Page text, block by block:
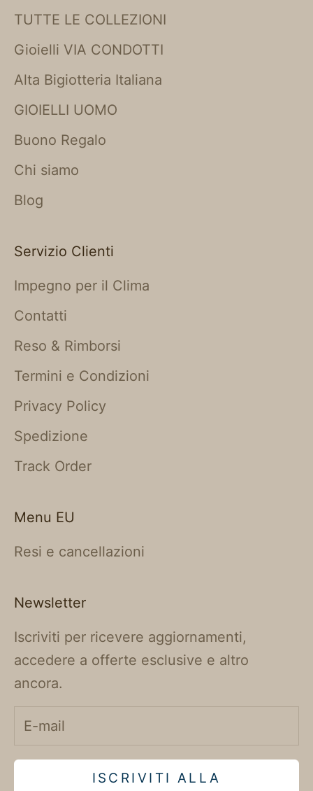
TUTTE LE COLLEZIONI
Gioielli VIA CONDOTTI
Alta Bigiotteria Italiana
GIOIELLI UOMO
Buono Regalo
Chi siamo
Blog
Servizio Clienti
Impegno per il Clima
Contatti
Reso & Rimborsi
Termini e Condizioni
Privacy Policy
Spedizione
Track Order
Menu EU
Resi e cancellazioni
Newsletter
Iscriviti per ricevere aggiornamenti,
accedere a offerte esclusive e altro
ancora.
ISCRIVITI ALLA